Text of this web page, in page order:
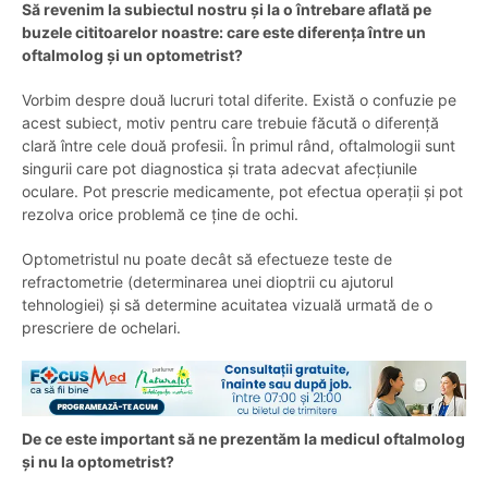
Să revenim la subiectul nostru și la o întrebare aflată pe
buzele cititoarelor noastre: care este diferența între un
oftalmolog și un optometrist?
Vorbim despre două lucruri total diferite. Există o confuzie pe
acest subiect, motiv pentru care trebuie făcută o diferență
clară între cele două profesii. În primul rând, oftalmologii sunt
singurii care pot diagnostica și trata adecvat afecțiunile
oculare. Pot prescrie medicamente, pot efectua operații și pot
rezolva orice problemă ce ține de ochi.
Optometristul nu poate decât să efectueze teste de
refractometrie (determinarea unei dioptrii cu ajutorul
tehnologiei) și să determine acuitatea vizuală urmată de o
prescriere de ochelari.
De ce este important să ne prezentăm la medicul oftalmolog
și nu la optometrist?